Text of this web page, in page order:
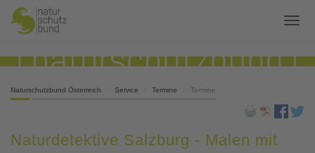
Naturschutzbund Österreich Service Termine Termine
Naturdetektive Salzburg - Malen mit